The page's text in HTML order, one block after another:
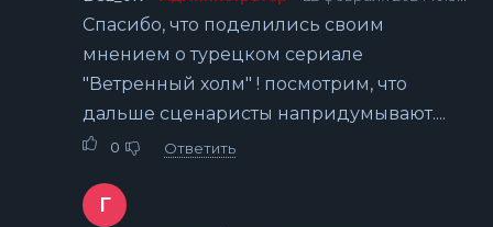
Спасибо, что поделились своим
мнением о турецком сериале
"Ветренный холм" ! посмотрим, что
дальше сценаристы напридумывают....
0 Ответить
Г